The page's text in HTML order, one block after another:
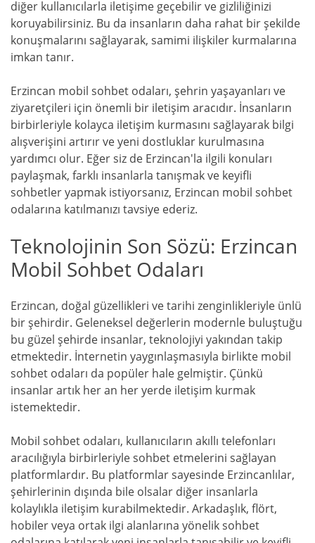
diğer kullanıcılarla iletişime geçebilir ve gizliliğinizi
koruyabilirsiniz. Bu da insanların daha rahat bir şekilde
konuşmalarını sağlayarak, samimi ilişkiler kurmalarına
imkan tanır.
Erzincan mobil sohbet odaları, şehrin yaşayanları ve
ziyaretçileri için önemli bir iletişim aracıdır. İnsanların
birbirleriyle kolayca iletişim kurmasını sağlayarak bilgi
alışverişini artırır ve yeni dostluklar kurulmasına
yardımcı olur. Eğer siz de Erzincan'la ilgili konuları
paylaşmak, farklı insanlarla tanışmak ve keyifli
sohbetler yapmak istiyorsanız, Erzincan mobil sohbet
odalarına katılmanızı tavsiye ederiz.
Teknolojinin Son Sözü: Erzincan
Mobil Sohbet Odaları
Erzincan, doğal güzellikleri ve tarihi zenginlikleriyle ünlü
bir şehirdir. Geleneksel değerlerin modernle buluştuğu
bu güzel şehirde insanlar, teknolojiyi yakından takip
etmektedir. İnternetin yaygınlaşmasıyla birlikte mobil
sohbet odaları da popüler hale gelmiştir. Çünkü
insanlar artık her an her yerde iletişim kurmak
istemektedir.
Mobil sohbet odaları, kullanıcıların akıllı telefonları
aracılığıyla birbirleriyle sohbet etmelerini sağlayan
platformlardır. Bu platformlar sayesinde Erzincanlılar,
şehirlerinin dışında bile olsalar diğer insanlarla
kolaylıkla iletişim kurabilmektedir. Arkadaşlık, flört,
hobiler veya ortak ilgi alanlarına yönelik sohbet